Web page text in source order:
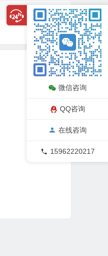
08/09
微信咨询
QQ咨询
在线咨询
15962220217